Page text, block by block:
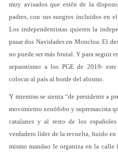
muy avisados que estén de la
padres, con sus suegros incluidos en
Los independentistas quieren la
pasar dos Navidades en Moncloa. El
no puede ser más brutal. Y para seguir
separatismo a los PGE de 2019-
colocar al país al borde del abismo.
Y mientras se sienta “de presidente a
movimiento xenófobo y supremacista
catalanes y al resto de los
verdadero líder de la revuelta, huido
mismo mandao le organiza en la calle